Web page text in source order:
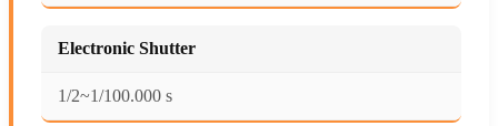
Electronic Shutter
1/2~1/100.000 s